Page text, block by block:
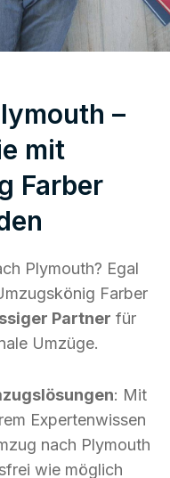
–
mit
Farber
Plymouth? Egal
Farber
Partner für
Umzüge.
: Mit
Expertenwissen
nach Plymouth
wie möglich